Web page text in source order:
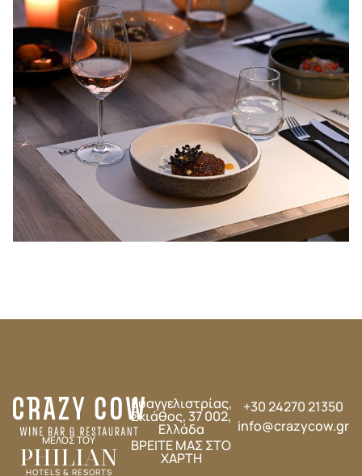
Ευαγγελιστρίας,
Σκιάθος, 37 002,
Ελλάδα
ΒΡΕΙΤΕ ΜΑΣ ΣΤΟ
ΧΑΡΤΗ
ΜΕΛΟΣ ΤΟΥ
PHILIAN
HOTELS & RESORTS
+30 24270 21350
info@crazycow.gr